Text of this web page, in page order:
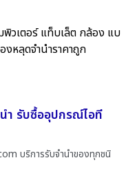
วเตอร์ แท็บเล็ต กล้อง แบ
งหลุดจำนำราคาถูก
ำ รับซื้ออุปกรณ์ไอที
บริการรับจำนำของทุกชนิ